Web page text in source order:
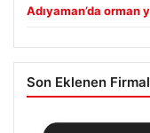
Adıyaman’da orman
Son Eklenen